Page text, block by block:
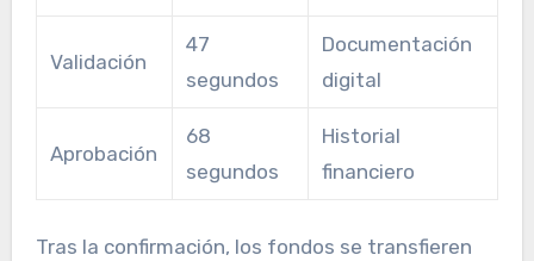
Validación
47
segundos
Documentación
digital
Aprobación
68
segundos
Historial
financiero
Tras la confirmación, los fondos se transfieren